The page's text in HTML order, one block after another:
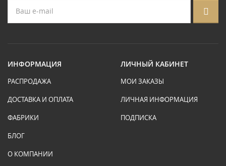
ИНФОРМАЦИЯ
РАСПРОДАЖА
ДОСТАВКА И ОПЛАТА
ФАБРИКИ
БЛОГ
О КОМПАНИИ
ЛИЧНЫЙ КАБИНЕТ
МОИ ЗАКАЗЫ
ЛИЧНАЯ ИНФОРМАЦИЯ
ПОДПИСКА